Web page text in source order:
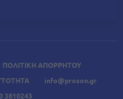
ΠΟΛΙΤΙΚΗ ΑΠΟΡΡΗΤΟΥ
info@proson.gr
3810243